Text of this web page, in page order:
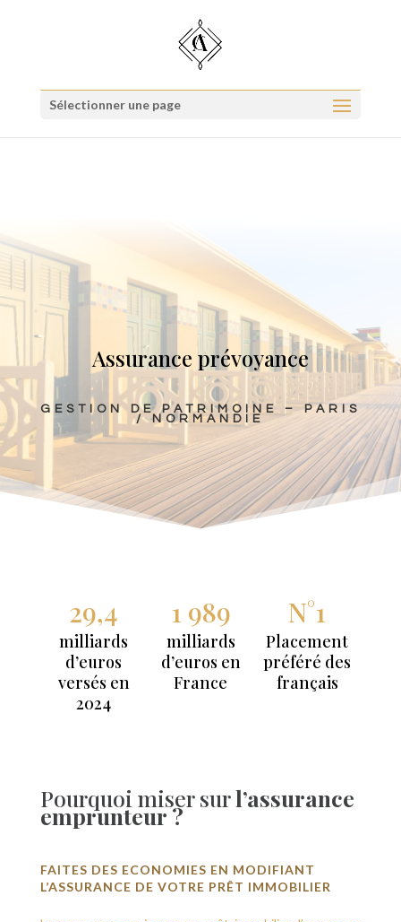
Sélectionner une page
Assurance prévoyance
GESTION DE PATRIMOINE – PARIS
/ NORMANDIE
29,4
milliards
d’euros
versés en
2024
1 989
milliards
d’euros en
France
N°1
Placement
préféré des
français
Pourquoi miser surl’assurance
emprunteur ?
FAITES DES ECONOMIES EN MODIFIANT
L’ASSURANCE DE VOTRE PRÊT IMMOBILIER
Quel type d'investisseur êtes-vous ?
Répondre au quiz